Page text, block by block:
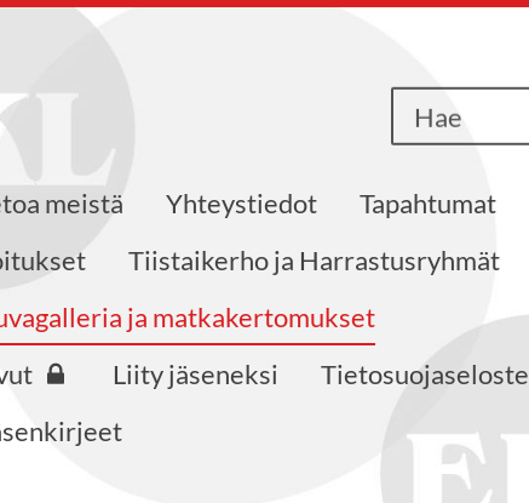
meistä Yhteystiedot
Tapahtumat
Tiistaikerho ja Harrastusryhmät
ja matkakertomukset
Liity jäseneksi
Tietosuojaseloste